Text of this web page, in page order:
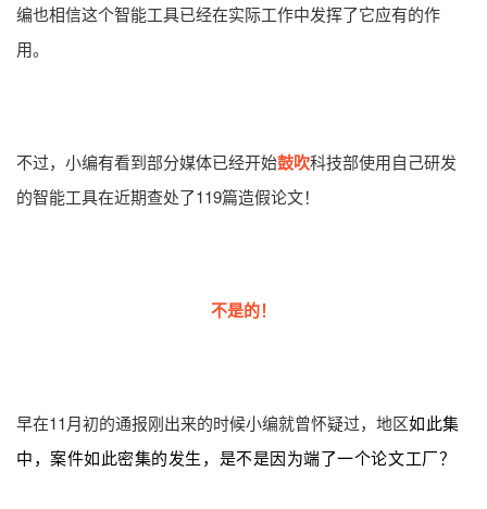
编也相信这个智能工具已经在实际工作中发挥了它应有的作
用。
不过，小编有看到部分媒体已经开始鼓吹科技部使用自己研发
的智能工具在近期查处了119篇造假论文！
不是的！
早在11月初的通报刚出来的时候小编就曾怀疑过，地区如此集
中，案件如此密集的发生，是不是因为端了一个论文工厂？